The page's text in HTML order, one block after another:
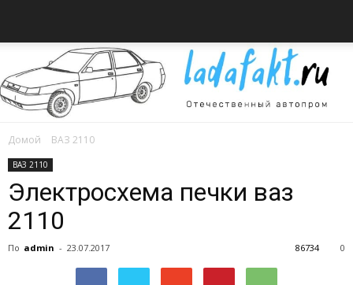
Домой ВАЗ 2110
ВАЗ 2110
Электросхема печки ваз
2110
По admin - 23.07.2017 0
86734